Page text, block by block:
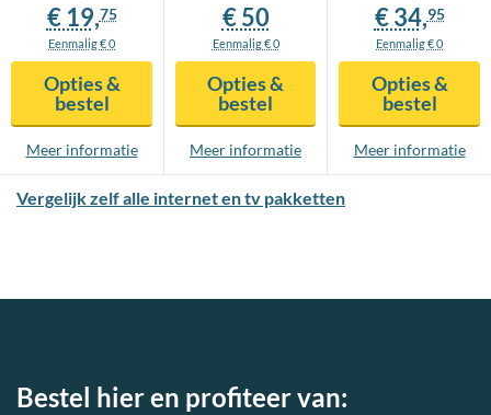
€ 19,75
Eenmalig € 0
Opties &
bestel
Meer informatie
€ 50
Eenmalig € 0
Opties &
bestel
Meer informatie
€ 34,95
Eenmalig € 0
Opties &
bestel
Meer informatie
Vergelijk zelf alle internet en tv pakketten
Bestel hier en profiteer van: